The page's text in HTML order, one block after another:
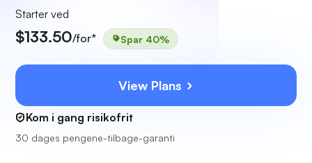
Starter ved
$133.50/for* Spar 40%
View Plans
Kom i gang risikofrit
30 dages pengene-tilbage-garanti